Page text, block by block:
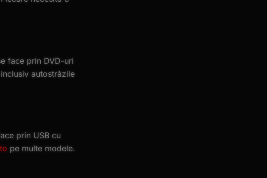
face prin DVD-uri
autostrăzile
prin USB cu
pe multe modele.